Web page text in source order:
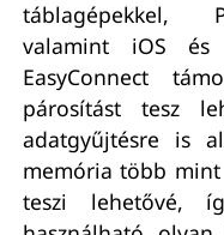
táblagépekkel,
valamint iOS és
EasyConnect
párosítást tesz
adatgyűjtésre is
memória több mint
teszi lehetővé,